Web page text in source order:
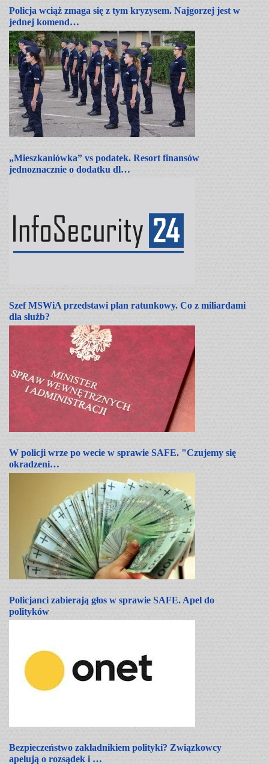
Policja wciąż zmaga się z tym kryzysem. Najgorzej jest w
jednej komend…
„Mieszkaniówka” vs podatek. Resort finansów
jednoznacznie o dodatku dl…
Szef MSWiA przedstawi plan ratunkowy. Co z miliardami
dla służb?
W policji wrze po wecie w sprawie SAFE. "Czujemy się
okradzeni…
Policjanci zabierają głos w sprawie SAFE. Apel do
polityków
Bezpieczeństwo zakładnikiem polityki? Związkowcy
apelują o rozsądek i …